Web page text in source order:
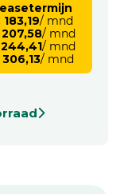
/ mnd
/ mnd
/ mnd
/ mnd